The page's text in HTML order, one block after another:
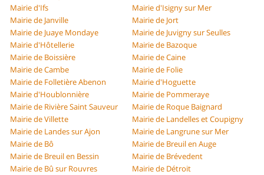
Mairie d'Ifs
Mairie d'Isigny sur Mer
Mairie de Janville
Mairie de Jort
Mairie de Juaye Mondaye
Mairie de Juvigny sur Seulles
Mairie d'Hôtellerie
Mairie de Bazoque
Mairie de Boissière
Mairie de Caine
Mairie de Cambe
Mairie de Folie
Mairie de Folletière Abenon
Mairie d'Hoguette
Mairie d'Houblonnière
Mairie de Pommeraye
Mairie de Rivière Saint Sauveur
Mairie de Roque Baignard
Mairie de Villette
Mairie de Landelles et Coupigny
Mairie de Landes sur Ajon
Mairie de Langrune sur Mer
Mairie de Bô
Mairie de Breuil en Auge
Mairie de Breuil en Bessin
Mairie de Brévedent
Mairie de Bû sur Rouvres
Mairie de Détroit